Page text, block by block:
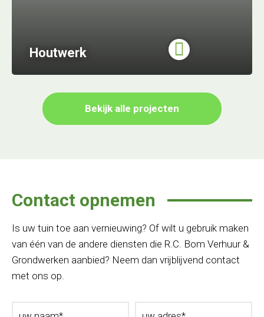
Houtwerk
Bekijk alle projecten
Contact opnemen
Is uw tuin toe aan vernieuwing? Of wilt u gebruik maken
van één van de andere diensten die R.C. Bom Verhuur &
Grondwerken aanbied? Neem dan vrijblijvend contact
met ons op.